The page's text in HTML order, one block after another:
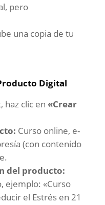
pero
una copia de tu
Digital
haz clic en «Crear
Curso online, e-
(con contenido
del producto:
ejemplo: «Curso
el Estrés en 21